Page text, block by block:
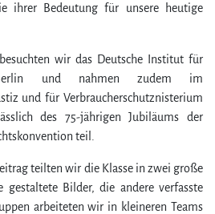
ihrer Bedeutung für unsere heutige
wir das Deutsche Institut für
und nahmen zudem im
und für Verbraucherschutznisterium
des 75-jährigen Jubiläums der
teil.
teilten wir die Klasse in zwei große
gestaltete Bilder, die andere verfasste
arbeiteten wir in kleineren Teams